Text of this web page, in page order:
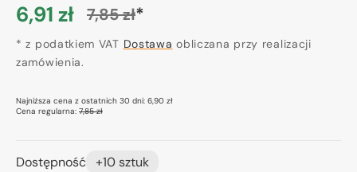
Cena
promocyjna
6,91 zł
Cena
regularna
7,85 zł*
* z podatkiem VAT Dostawa obliczana przy realizacji
zamówienia.
Najniższa cena z ostatnich 30 dni: 6,90 zł
Cena regularna: 7,85 zł
Dostępność +10 sztuk